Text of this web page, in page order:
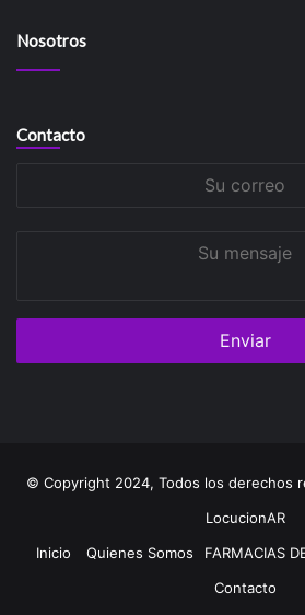
Nosotros
Contacto
© Copyright 2024, Todos los derechos
LocucionAR
Inicio
Quienes Somos FARMACIAS
Contacto